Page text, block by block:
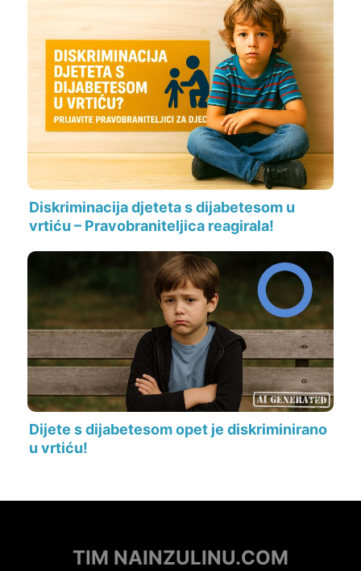
Diskriminacija djeteta s dijabetesom u
vrtiću – Pravobraniteljica reagirala!
Dijete s dijabetesom opet je diskriminirano
u vrtiću!
TIM NAINZULINU.COM